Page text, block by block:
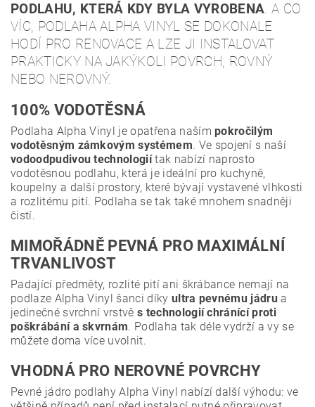
PODLAHU, KTERÁ KDY BYLA VYROBENA. A CO
VÍC, PODLAHA ALPHA VINYL SE DOKONALE
HODÍ PRO RENOVACE A LZE JI INSTALOVAT
PRAKTICKY NA JAKÝKOLI POVRCH, ROVNÝ
NEBO NEROVNÝ.
100% VODOTĚSNÁ
Podlaha Alpha Vinyl je opatřena našímpokročilým
vodotěsným zámkovým systémem. Ve spojení s naší
vodoodpudivou technologiítak nabízí naprosto
vodotěsnou podlahu, která je ideální pro kuchyně,
koupelny a další prostory, které bývají vystavené vlhkosti
a rozlitému pití. Podlaha se tak také mnohem snadněji
čistí.
MIMOŘÁDNĚ PEVNÁ PRO MAXIMÁLNÍ
TRVANLIVOST
Padající předměty, rozlité pití ani škrábance nemají na
podlaze Alpha Vinyl šanci díky ultra pevnému jádru a
jedinečné svrchní vrstvěs technologií chránící proti
poškrábání a skvrnám. Podlaha tak déle vydrží a vy se
můžete doma více uvolnit.
VHODNÁ PRO NEROVNÉ POVRCHY
Pevné jádro podlahy Alpha Vinyl nabízí další výhodu: ve